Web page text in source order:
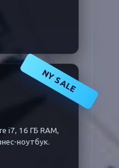
NY SALE
i7, 16 ГБ RAM,
ноутбук.